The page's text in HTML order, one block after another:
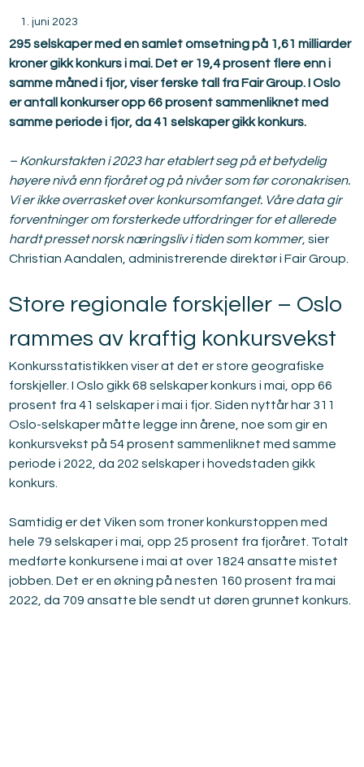
1. juni 2023
295 selskaper med en samlet omsetning på 1,61 milliarder
kroner gikk konkurs i mai. Det er 19,4 prosent flere enn i
samme måned i fjor, viser ferske tall fra Fair Group. I Oslo
er antall konkurser opp 66 prosent sammenliknet med
samme periode i fjor, da 41 selskaper gikk konkurs.
– Konkurstakten i 2023 har etablert seg på et betydelig
høyere nivå enn fjoråret og på nivåer som før coronakrisen.
Vi er ikke overrasket over konkursomfanget. Våre data gir
forventninger om forsterkede utfordringer for et allerede
hardt presset norsk næringsliv i tiden som kommer, sier
Christian Aandalen, administrerende direktør i Fair Group.
Store regionale forskjeller – Oslo
rammes av kraftig konkursvekst
Konkursstatistikken viser at det er store geografiske
forskjeller. I Oslo gikk 68 selskaper konkurs i mai, opp 66
prosent fra 41 selskaper i mai i fjor. Siden nyttår har 311
Oslo-selskaper måtte legge inn årene, noe som gir en
konkursvekst på 54 prosent sammenliknet med samme
periode i 2022, da 202 selskaper i hovedstaden gikk
konkurs.
Samtidig er det Viken som troner konkurstoppen med
hele 79 selskaper i mai, opp 25 prosent fra fjoråret. Totalt
medførte konkursene i mai at over 1824 ansatte mistet
jobben. Det er en økning på nesten 160 prosent fra mai
2022, da 709 ansatte ble sendt ut døren grunnet konkurs.